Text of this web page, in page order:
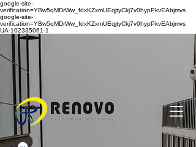
google-site-
verification=YBw5qMDrWw_fdxKZxmUEqjtyCkj7v0hypPkvEAbjmvs
google-site-
verification=YBw5qMDrWw_fdxKZxmUEqjtyCkj7v0hypPkvEAbjmvs
UA-102335061-1